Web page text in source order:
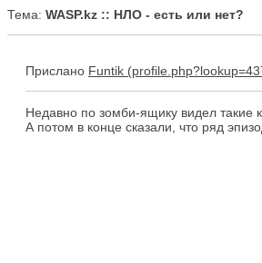
Тема: WASP.kz :: НЛО - есть или нет?
Прислано Funtik
Недавно по зомби-ящику видел такие
А потом в конце сказали, что ряд